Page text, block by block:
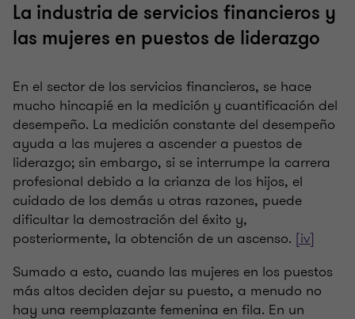
La industria de servicios financieros y
las mujeres en puestos de liderazgo
En el sector de los servicios financieros, se hace
mucho hincapié en la medición y cuantificación del
desempeño. La medición constante del desempeño
ayuda a las mujeres a ascender a puestos de
liderazgo; sin embargo, si se interrumpe la carrera
profesional debido a la crianza de los hijos, el
cuidado de los demás u otras razones, puede
dificultar la demostración del éxito y,
posteriormente, la obtención de un ascenso. [iv]
Sumado a esto, cuando las mujeres en los puestos
más altos deciden dejar su puesto, a menudo no
hay una reemplazante femenina en fila. En un